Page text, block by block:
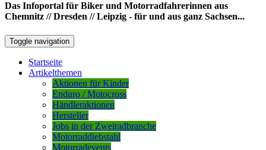
Das Infoportal für Biker und Motorradfahrerinnen aus
Chemnitz // Dresden // Leipzig - für und aus ganz Sachsen...
Toggle navigation
Startseite
Artikelthemen
Aktionen für Kinder
Enduro / Motocross
Händleraktionen
Hersteller
Jobs in der Zweiradbranche
Motorraddiebstahl
Motorradevents